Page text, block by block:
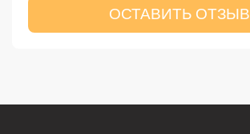
ОСТАВИТЬ ОТЗЫВ